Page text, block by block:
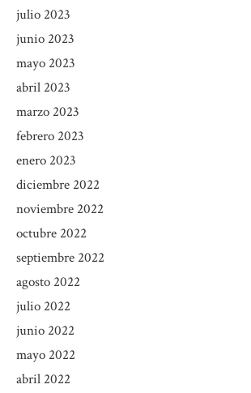
julio 2023
junio 2023
mayo 2023
abril 2023
marzo 2023
febrero 2023
enero 2023
diciembre 2022
noviembre 2022
octubre 2022
septiembre 2022
agosto 2022
julio 2022
junio 2022
mayo 2022
abril 2022